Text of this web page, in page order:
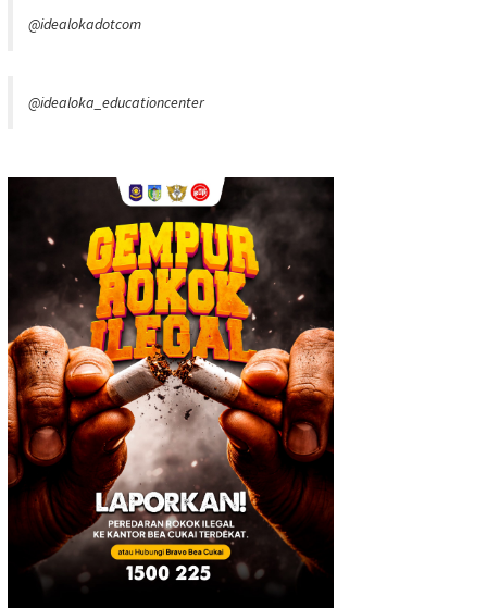
@idealokadotcom
@idealoka_educationcenter